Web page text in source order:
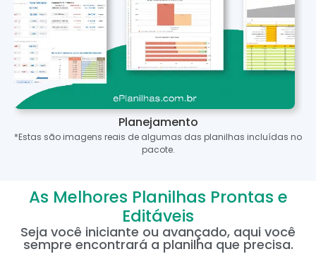
Planejamento
*Estas são imagens reais de algumas das planilhas incluídas no
pacote.
As Melhores Planilhas Prontas e
Editáveis
Seja você iniciante ou avançado, aqui você
sempre encontrará a planilha que precisa.